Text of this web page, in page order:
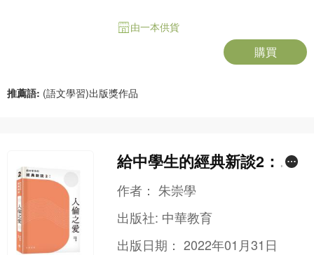
由一本供貨
購買
推薦語: (語文學習)出版獎作品
給中學生的經典新談2：人
倫之愛
作者： 朱崇學
出版社: 中華教育
出版日期：2022年01月31日